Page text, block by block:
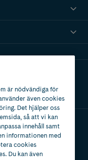
är nödvändiga för
även cookies
Det hjälper oss
så att vi kan
innehåll samt
informationen med
cookies
Du kan även